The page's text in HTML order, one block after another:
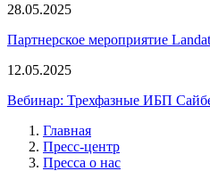
28.05.2025
Партнерское мероприятие
12.05.2025
Вебинар: Трехфазные ИБП
Главная
Пресс-центр
Пресса о нас